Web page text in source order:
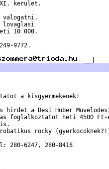
XI. kerulet.
valogatni.
lovaglasi
10 000.
9772.
a kisgyermekenek!
hirdet a Desi Huber
foglalkoztatot heti 4500 Ft-
is.
rocky
280-6247, 280-8418